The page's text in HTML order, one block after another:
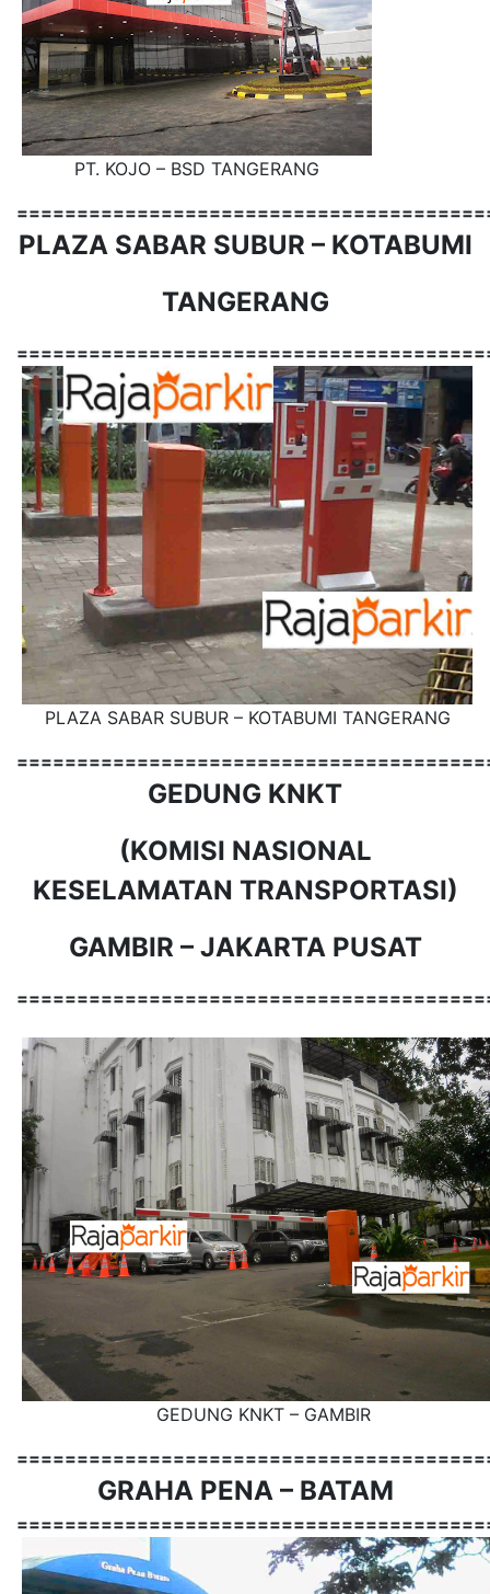
PT. KOJO – BSD TANGERANG
PLAZA SABAR SUBUR – KOTABUMI
TANGERANG
PLAZA SABAR SUBUR – KOTABUMI TANGERANG
GEDUNG KNKT
(KOMISI NASIONAL
KESELAMATAN TRANSPORTASI)
GAMBIR – JAKARTA PUSAT
GEDUNG KNKT – GAMBIR
GRAHA PENA – BATAM